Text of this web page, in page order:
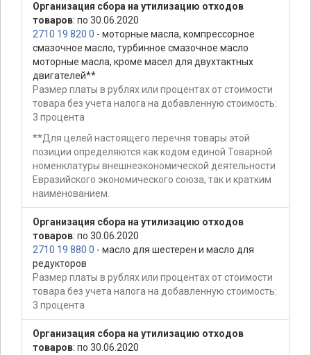
Организация сбора на утилизацию отходов
товаров: по 30.06.2020
2710 19 820 0 - моторные масла, компрессорное
смазочное масло, турбинное смазочное масло
моторные масла, кроме масел для двухтактных
двигателей**
Размер платы в рублях или процентах от стоимости
товара без учета налога на добавленную стоимость:
3 процента
**Для целей настоящего перечня товары этой
позиции определяются как кодом единой Товарной
номенклатуры внешнеэкономической деятельности
Евразийского экономического союза, так и кратким
наименованием.
Организация сбора на утилизацию отходов
товаров: по 30.06.2020
2710 19 880 0 - масло для шестерен и масло для
редукторов
Размер платы в рублях или процентах от стоимости
товара без учета налога на добавленную стоимость:
3 процента
Организация сбора на утилизацию отходов
товаров: по 30.06.2020